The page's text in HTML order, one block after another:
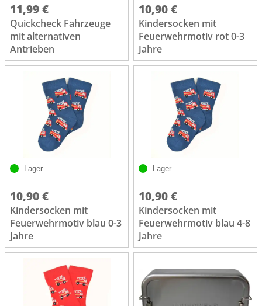
11,99 €
Quickcheck Fahrzeuge
mit alternativen
Antrieben
10,90 €
Kindersocken mit
Feuerwehrmotiv rot 0-3
Jahre
Lager
10,90 €
Kindersocken mit
Feuerwehrmotiv blau 0-3
Jahre
Lager
10,90 €
Kindersocken mit
Feuerwehrmotiv blau 4-8
Jahre